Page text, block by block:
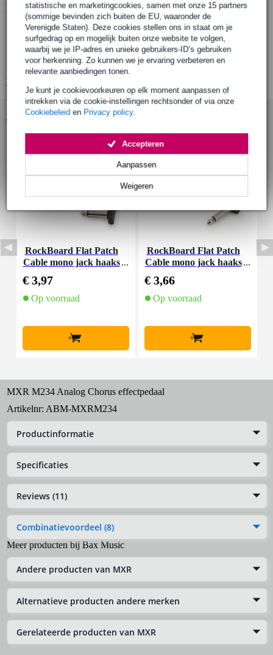
statistische en marketingcookies, samen met onze 15 partners
(sommige bevinden zich buiten de EU, waaronder de
Verenigde Staten). Deze cookies stellen ons in staat om je
surfgedrag op en mogelijk buiten onze website te volgen,
waarbij we je IP-adres en unieke gebruikers-ID’s gebruiken
voor herkenning. Zo kunnen we je ervaring verbeteren en
relevante aanbiedingen tonen.
Je kunt je cookievoorkeuren op elk moment aanpassen of
intrekken via de cookie-instellingen rechtsonder of via onze
Cookiebeleid en Privacy policy.
Weigeren
Aanpassen
Accepteren
Productinformatie
analoog chorus-pedaal voor gitaar
kleur: blauw
voor de klassieke, warme chorus-geluidstapijten
Accessoires (23)
RockBoard Flat Patch
Cable mono jack haaks
€ 3,97
Op voorraad
+
RockBoard Flat Patch
Cable mono jack haaks
€ 3,66
Op voorraad
+
MXR M234 Analog Chorus effectpedaal
Artikelnr: ABM-MXRM234
Productinformatie
Specificaties
Reviews (11)
Combinatievoordeel (8)
Meer producten bij Bax Music
Andere producten van MXR
Alternatieve producten andere merken
Gerelateerde producten van MXR